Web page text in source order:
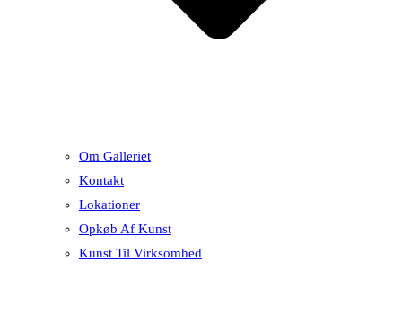
Om Galleriet
Kontakt
Lokationer
Opkøb Af Kunst
Kunst Til Virksomhed